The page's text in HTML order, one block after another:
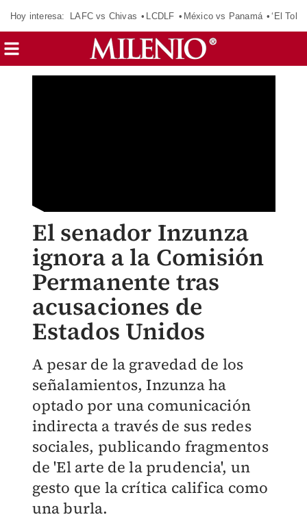
Hoy interesa: LAFC vs Chivas LCDLF México vs Panamá ‘El
El senador Inzunza
ignora a la Comisión
Permanente tras
acusaciones de
Estados Unidos
A pesar de la gravedad de los
señalamientos, Inzunza ha
optado por una comunicación
indirecta a través de sus redes
sociales, publicando fragmentos
de 'El arte de la prudencia', un
gesto que la crítica califica como
una burla.